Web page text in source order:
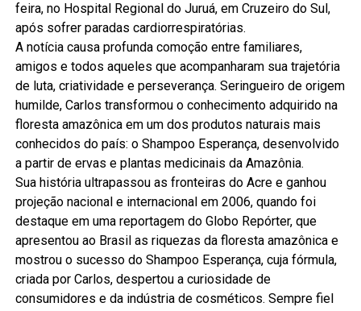
feira, no Hospital Regional do Juruá, em Cruzeiro do Sul,
após sofrer paradas cardiorrespiratórias.
A notícia causa profunda comoção entre familiares,
amigos e todos aqueles que acompanharam sua trajetória
de luta, criatividade e perseverança. Seringueiro de origem
humilde, Carlos transformou o conhecimento adquirido na
floresta amazônica em um dos produtos naturais mais
conhecidos do país: o Shampoo Esperança, desenvolvido
a partir de ervas e plantas medicinais da Amazônia.
Sua história ultrapassou as fronteiras do Acre e ganhou
projeção nacional e internacional em 2006, quando foi
destaque em uma reportagem do Globo Repórter, que
apresentou ao Brasil as riquezas da floresta amazônica e
mostrou o sucesso do Shampoo Esperança, cuja fórmula,
criada por Carlos, despertou a curiosidade de
consumidores e da indústria de cosméticos. Sempre fiel